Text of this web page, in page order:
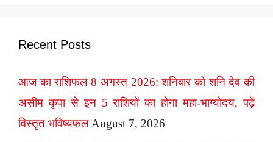
Recent Posts
आज का राशिफल 8 अगस्त 2026: शनिवार को शनि देव की
असीम कृपा से इन 5 राशियों का होगा महा-भाग्योदय, पढ़ें
विस्तृत भविष्यफल August 7, 2026